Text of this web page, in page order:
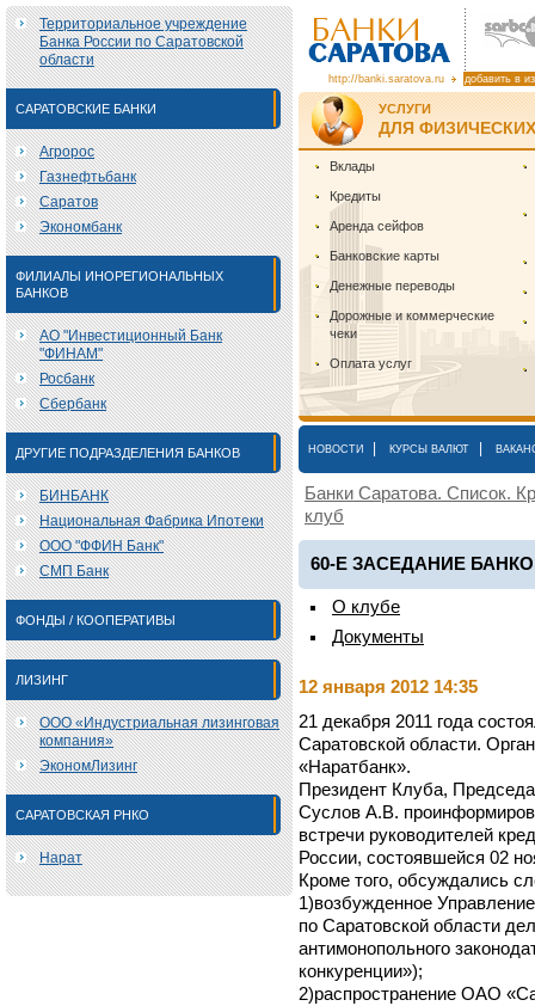
Территориальное учреждение
Банка России по Саратовской
области
САРАТОВСКИЕ БАНКИ
Агророс
Газнефтьбанк
Саратов
Экономбанк
ФИЛИАЛЫ ИНОРЕГИОНАЛЬНЫХ
БАНКОВ
АО "Инвестиционный Банк
"ФИНАМ"
Росбанк
Сбербанк
ДРУГИЕ ПОДРАЗДЕЛЕНИЯ БАНКОВ
БИНБАНК
Национальная Фабрика Ипотеки
ООО "ФФИН Банк"
СМП Банк
ФОНДЫ / КООПЕРАТИВЫ
ЛИЗИНГ
ООО «Индустриальная лизинговая
компания»
ЭкономЛизинг
САРАТОВСКАЯ РНКО
Нарат
http://banki.saratova.ru добавить в
УСЛУГИ
ДЛЯ
Вклады
Кредиты
Аренда сейфов
Банковские карты
Денежные переводы
Дорожные и коммерческие
чеки
Оплата услуг
НОВОСТИ КУРСЫ ВАЛЮТ
Банки Саратова. Список.
клуб
60-Е ЗАСЕДАНИЕ
О клубе
Документы
12 января 2012 14:35
21 декабря 2011 года
Саратовской области.
«Наратбанк».
Президент Клуба,
Суслов А.В.
встречи руководителей
России, состоявшейся 02
Кроме того, обсуждались
1)возбужденное
по Саратовской области
антимонопольного
конкуренции»);
2)распространение ОАО